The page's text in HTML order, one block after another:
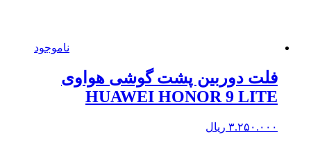
ناموجود
فلت دوربین پشت گوشی هواوی
HUAWEI HONOR 9 LITE
۳.۲۵۰.۰۰۰ ریال